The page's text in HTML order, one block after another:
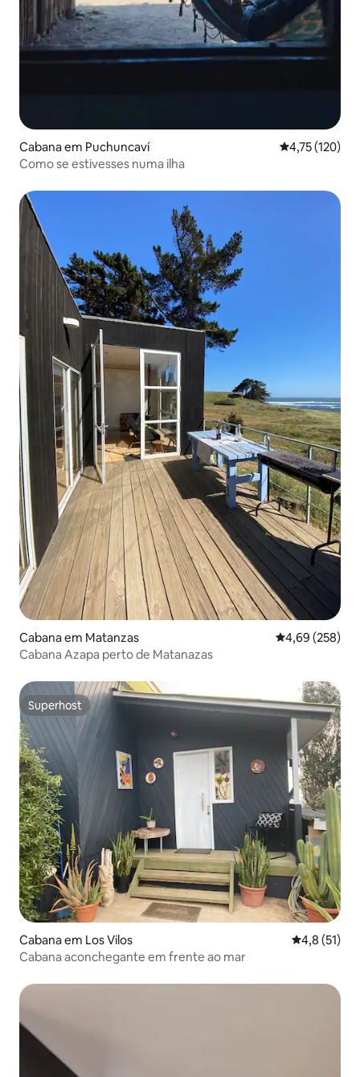
Cabana em Puchuncaví Classificação
4,75 (120)
Como se estivesses numa ilha
Cabana em Matanzas Classificação
4,69 (258)
Cabana Azapa perto de Matanazas
Superhost
Superhost
Cabana em Los Vilos
4,8 (51)
Cabana aconchegante em frente ao mar